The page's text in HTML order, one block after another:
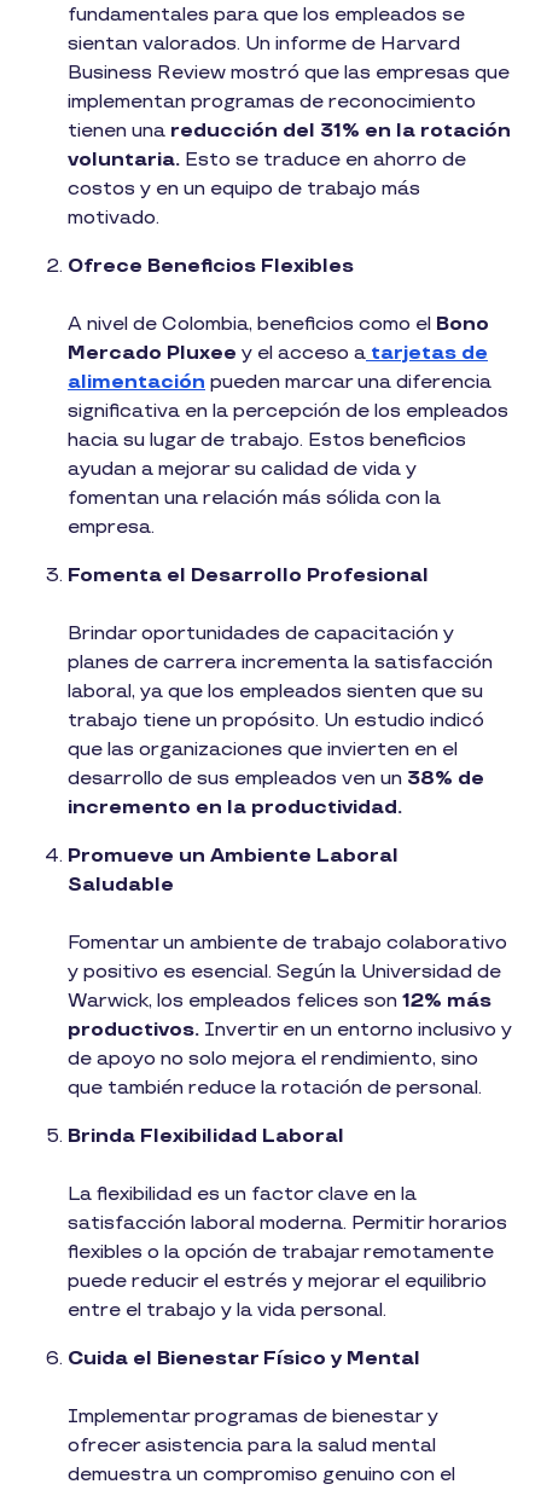
fundamentales para que los empleados se
sientan valorados. Un informe de Harvard
Business Review mostró que las empresas que
implementan programas de reconocimiento
tienen una reducción del 31% en la rotación
voluntaria​. Esto se traduce en ahorro de
costos y en un equipo de trabajo más
motivado.
Ofrece Beneficios Flexibles
A nivel de Colombia, beneficios como el Bono
Mercado Pluxee y el acceso a tarjetas de
alimentación pueden marcar una diferencia
significativa en la percepción de los empleados
hacia su lugar de trabajo. Estos beneficios
ayudan a mejorar su calidad de vida y
fomentan una relación más sólida con la
empresa​​.
Fomenta el Desarrollo Profesional
Brindar oportunidades de capacitación y
planes de carrera incrementa la satisfacción
laboral, ya que los empleados sienten que su
trabajo tiene un propósito. Un estudio indicó
que las organizaciones que invierten en el
desarrollo de sus empleados ven un 38% de
incremento en la productividad​.
Promueve un Ambiente Laboral
Saludable
Fomentar un ambiente de trabajo colaborativo
y positivo es esencial. Según la Universidad de
Warwick, los empleados felices son 12% más
productivos​. Invertir en un entorno inclusivo y
de apoyo no solo mejora el rendimiento, sino
que también reduce la rotación de personal.
Brinda Flexibilidad Laboral
La flexibilidad es un factor clave en la
satisfacción laboral moderna. Permitir horarios
flexibles o la opción de trabajar remotamente
puede reducir el estrés y mejorar el equilibrio
entre el trabajo y la vida personal.
Cuida el Bienestar Físico y Mental
Implementar programas de bienestar y
ofrecer asistencia para la salud mental
demuestra un compromiso genuino con el